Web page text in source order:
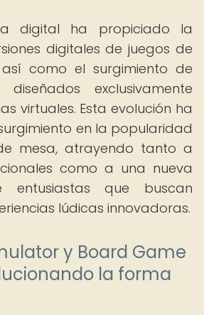
digital ha propiciado la
digitales de juegos de
como el surgimiento de
exclusivamente
virtuales. Esta evolución ha
en la popularidad
mesa, atrayendo tanto a
como a una nueva
entusiastas que buscan
lúdicas innovadoras.
y Board Game
la forma